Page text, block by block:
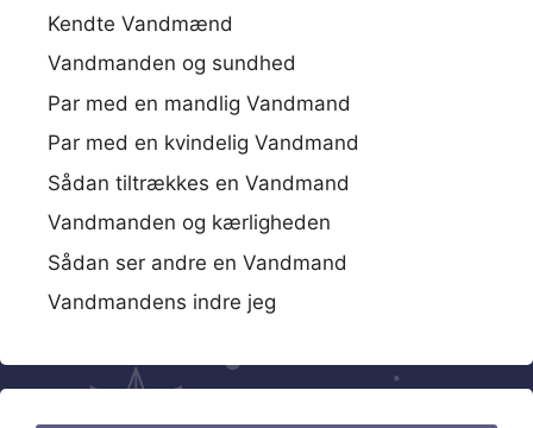
Kendte Vandmænd
Vandmanden og sundhed
Par med en mandlig Vandmand
Par med en kvindelig Vandmand
Sådan tiltrækkes en Vandmand
Vandmanden og kærligheden
Sådan ser andre en Vandmand
Vandmandens indre jeg